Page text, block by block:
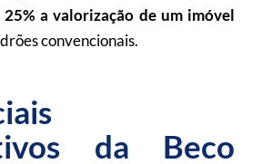
25% a valorização de um imóvel
convencionais.
da Beco